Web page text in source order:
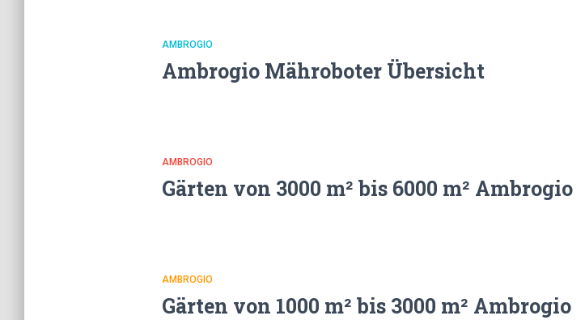
AMBROGIO
Ambrogio Mähroboter Übersicht
AMBROGIO
Gärten von 3000 m² bis 6000 m² Ambrogio
AMBROGIO
Gärten von 1000 m² bis 3000 m² Ambrogio